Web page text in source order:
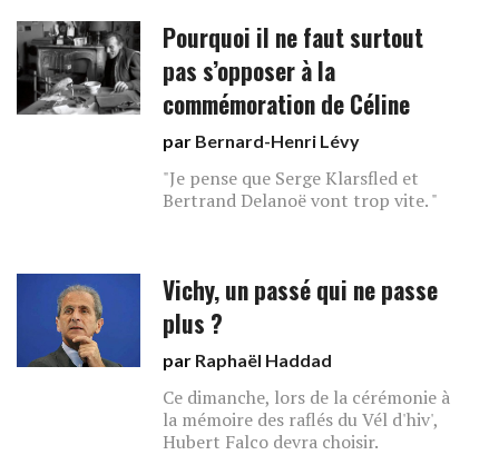
Pourquoi il ne faut surtout
pas s’opposer à la
commémoration de Céline
par Bernard-Henri Lévy
"Je pense que Serge Klarsfled et
Bertrand Delanoë vont trop vite. "
Vichy, un passé qui ne passe
plus ?
par Raphaël Haddad
Ce dimanche, lors de la cérémonie à
la mémoire des raflés du Vél d'hiv',
Hubert Falco devra choisir.